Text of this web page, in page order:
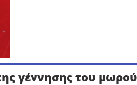
γέννησης του μωρού